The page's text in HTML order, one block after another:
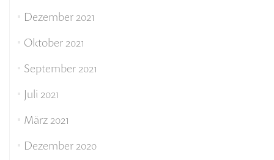
Dezember 2021
Oktober 2021
September 2021
Juli 2021
März 2021
Dezember 2020